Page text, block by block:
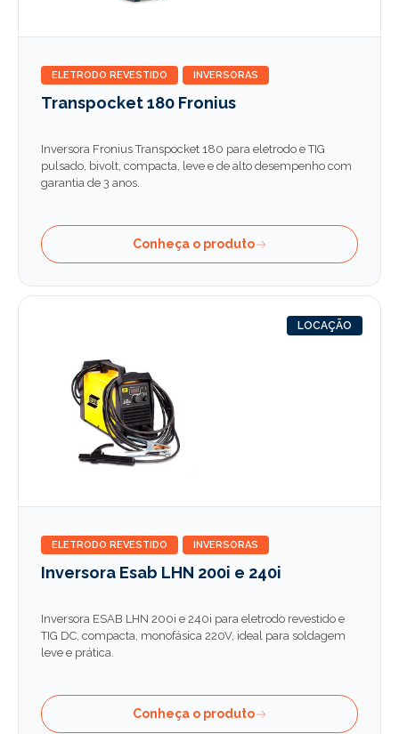
ELETRODO REVESTIDO INVERSORAS
Transpocket 180 Fronius
Inversora Fronius Transpocket 180 para eletrodo e TIG
pulsado, bivolt, compacta, leve e de alto desempenho com
garantia de 3 anos.
Conheça o produto
LOCAÇÃO
ELETRODO REVESTIDO INVERSORAS
Inversora Esab LHN 200i e 240i
Inversora ESAB LHN 200i e 240i para eletrodo revestido e
TIG DC, compacta, monofásica 220V, ideal para soldagem
leve e prática.
Conheça o produto